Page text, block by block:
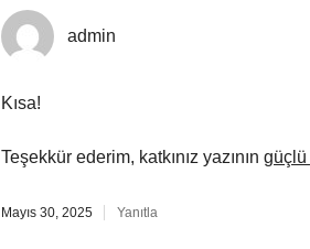
admin
Kısa!
Teşekkür ederim, katkınız yazının güçlü
Mayıs 30, 2025 Yanıtla